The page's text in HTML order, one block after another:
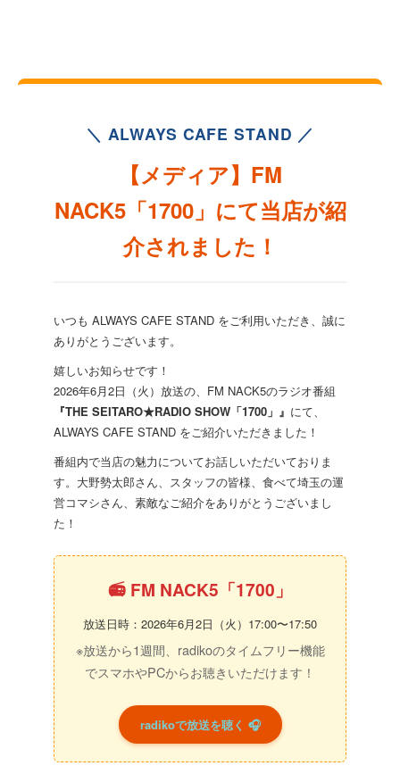
＼ ALWAYS CAFE STAND ／
【メディア】FM
NACK5「1700」にて当店が紹
介されました！
いつも ALWAYS CAFE STAND をご利用いただき、誠に
ありがとうございます。
嬉しいお知らせです！
2026年6月2日（火）放送の、FM NACK5のラジオ番組
『THE SEITARO★RADIO SHOW「1700」』 にて、
ALWAYS CAFE STAND をご紹介いただきました！
番組内で当店の魅力についてお話しいただいておりま
す。大野勢太郎さん、スタッフの皆様、食べて埼玉の運
営コマシさん、素敵なご紹介をありがとうございまし
た！
📻 FM NACK5「1700」
放送日時：2026年6月2日（火）17:00〜17:50
※放送から1週間、radikoのタイムフリー機能
でスマホやPCからお聴きいただけます！
radikoで放送を聴く 🎧